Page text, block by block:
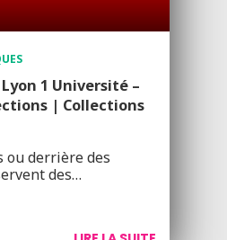
1 Université –
| Collections
ou derrière des
des…